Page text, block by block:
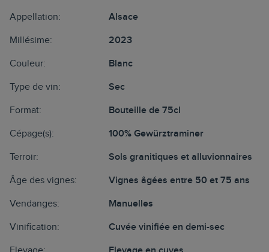
Appellation: Alsace
Millésime: 2023
Couleur: Blanc
Type de vin: Sec
Format: Bouteille de 75cl
Cépage(s): 100% Gewürztraminer
Terroir: Sols granitiques et alluvionnaires
Âge des vignes: Vignes âgées entre 50 et 75 ans
Vendanges: Manuelles
Vinification: Cuvée vinifiée en demi-sec